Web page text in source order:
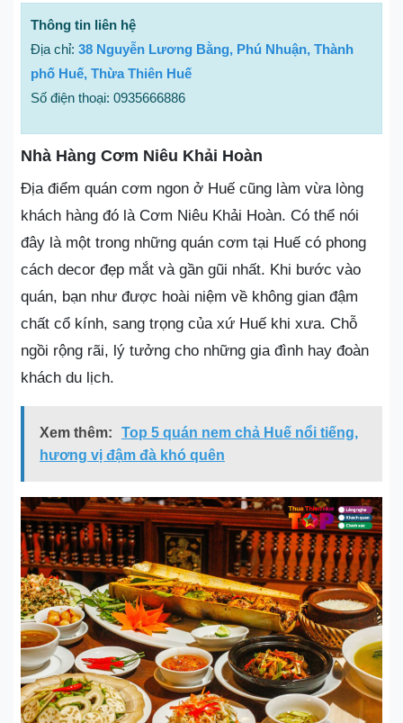
Thông tin liên hệ
Địa chỉ: 38 Nguyễn Lương Bằng, Phú Nhuận, Thành
phố Huế, Thừa Thiên Huế
Số điện thoại: 0935666886
Nhà Hàng Cơm Niêu Khải Hoàn
Địa điểm quán cơm ngon ở Huế cũng làm vừa lòng
khách hàng đó là Cơm Niêu Khải Hoàn. Có thể nói
đây là một trong những quán cơm tại Huế có phong
cách decor đẹp mắt và gần gũi nhất. Khi bước vào
quán, bạn như được hoài niệm về không gian đậm
chất cổ kính, sang trọng của xứ Huế khi xưa. Chỗ
ngồi rộng rãi, lý tưởng cho những gia đình hay đoàn
khách du lịch.
Xem thêm:
Top 5 quán nem chả Huế nổi tiếng,
hương vị đậm đà khó quên